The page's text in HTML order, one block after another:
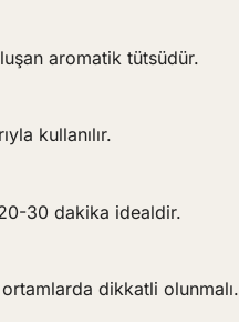
aromatik tütsüdür.
kullanılır.
20-30 dakika idealdir.
dikkatli olunmalı.